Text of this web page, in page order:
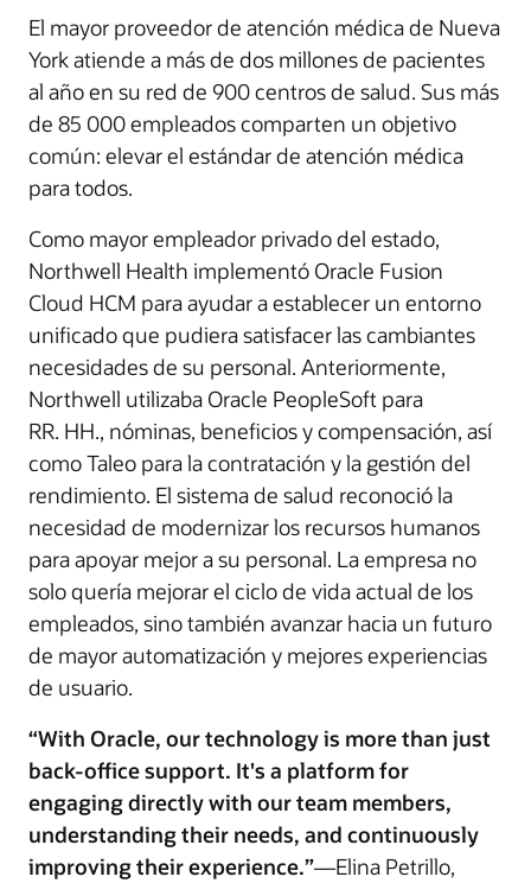
El mayor proveedor de atención médica de Nueva
York atiende a más de dos millones de pacientes
al año en su red de 900 centros de salud. Sus más
de 85 000 empleados comparten un objetivo
común: elevar el estándar de atención médica
para todos.
Como mayor empleador privado del estado,
Northwell Health implementó Oracle Fusion
Cloud HCM para ayudar a establecer un entorno
unificado que pudiera satisfacer las cambiantes
necesidades de su personal. Anteriormente,
Northwell utilizaba Oracle PeopleSoft para
RR. HH., nóminas, beneficios y compensación, así
como Taleo para la contratación y la gestión del
rendimiento. El sistema de salud reconoció la
necesidad de modernizar los recursos humanos
para apoyar mejor a su personal. La empresa no
solo quería mejorar el ciclo de vida actual de los
empleados, sino también avanzar hacia un futuro
de mayor automatización y mejores experiencias
de usuario.
“With Oracle, our technology is more than just
back-office support. It's a platform for
engaging directly with our team members,
understanding their needs, and continuously
improving their experience.”—Elina Petrillo,